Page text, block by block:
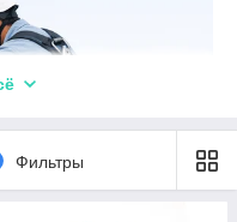
Фильтры